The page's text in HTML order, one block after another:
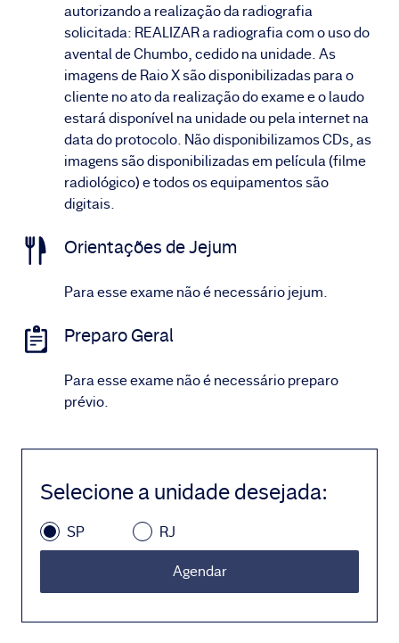
autorizando a realização da radiografia
solicitada: REALIZAR a radiografia com o uso do
avental de Chumbo, cedido na unidade. As
imagens de Raio X são disponibilizadas para o
cliente no ato da realização do exame e o laudo
estará disponível na unidade ou pela internet na
data do protocolo. Não disponibilizamos CDs, as
imagens são disponibilizadas em película (filme
radiológico) e todos os equipamentos são
digitais.
Orientações de Jejum
Para esse exame não é necessário jejum.
Preparo Geral
Para esse exame não é necessário preparo
prévio.
Selecione a unidade desejada:
SP RJ
Agendar